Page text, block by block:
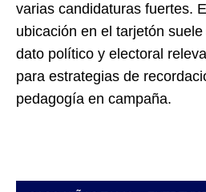
varias candidaturas fuertes.
ubicación en el tarjetón
dato político y electoral
para estrategias de
pedagogía en campaña.